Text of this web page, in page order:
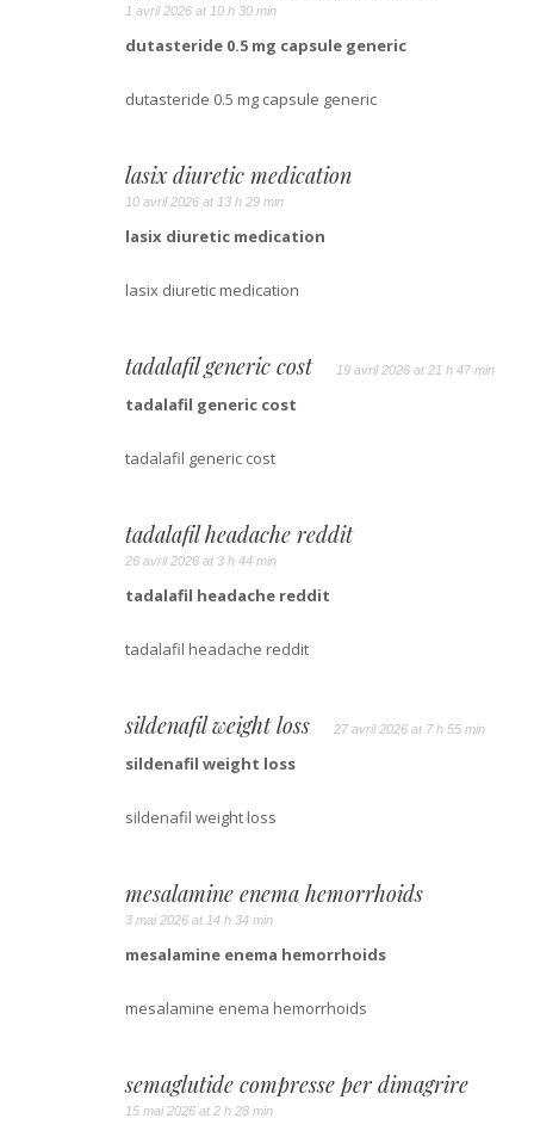
1 avril 2026 at 10 h 30 min
dutasteride 0.5 mg capsule generic
dutasteride 0.5 mg capsule generic
lasix diuretic medication
10 avril 2026 at 13 h 29 min
lasix diuretic medication
lasix diuretic medication
tadalafil generic cost 19 avril 2026 at 21 h 47 min
tadalafil generic cost
tadalafil generic cost
tadalafil headache reddit
26 avril 2026 at 3 h 44 min
tadalafil headache reddit
tadalafil headache reddit
sildenafil weight loss 27 avril 2026 at 7 h 55 min
sildenafil weight loss
sildenafil weight loss
mesalamine enema hemorrhoids
3 mai 2026 at 14 h 34 min
mesalamine enema hemorrhoids
mesalamine enema hemorrhoids
semaglutide compresse per dimagrire
15 mai 2026 at 2 h 28 min